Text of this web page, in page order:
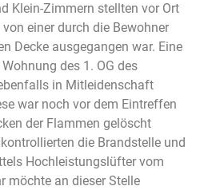
Klein-Zimmern stellten vor Ort
einer durch die Bewohner
Decke ausgegangen war. Eine
des 1. OG des
in Mitleidenschaft
war noch vor dem Eintreffen
der Flammen gelöscht
die Brandstelle und
Hochleistungslüfter vom
möchte an dieser Stelle